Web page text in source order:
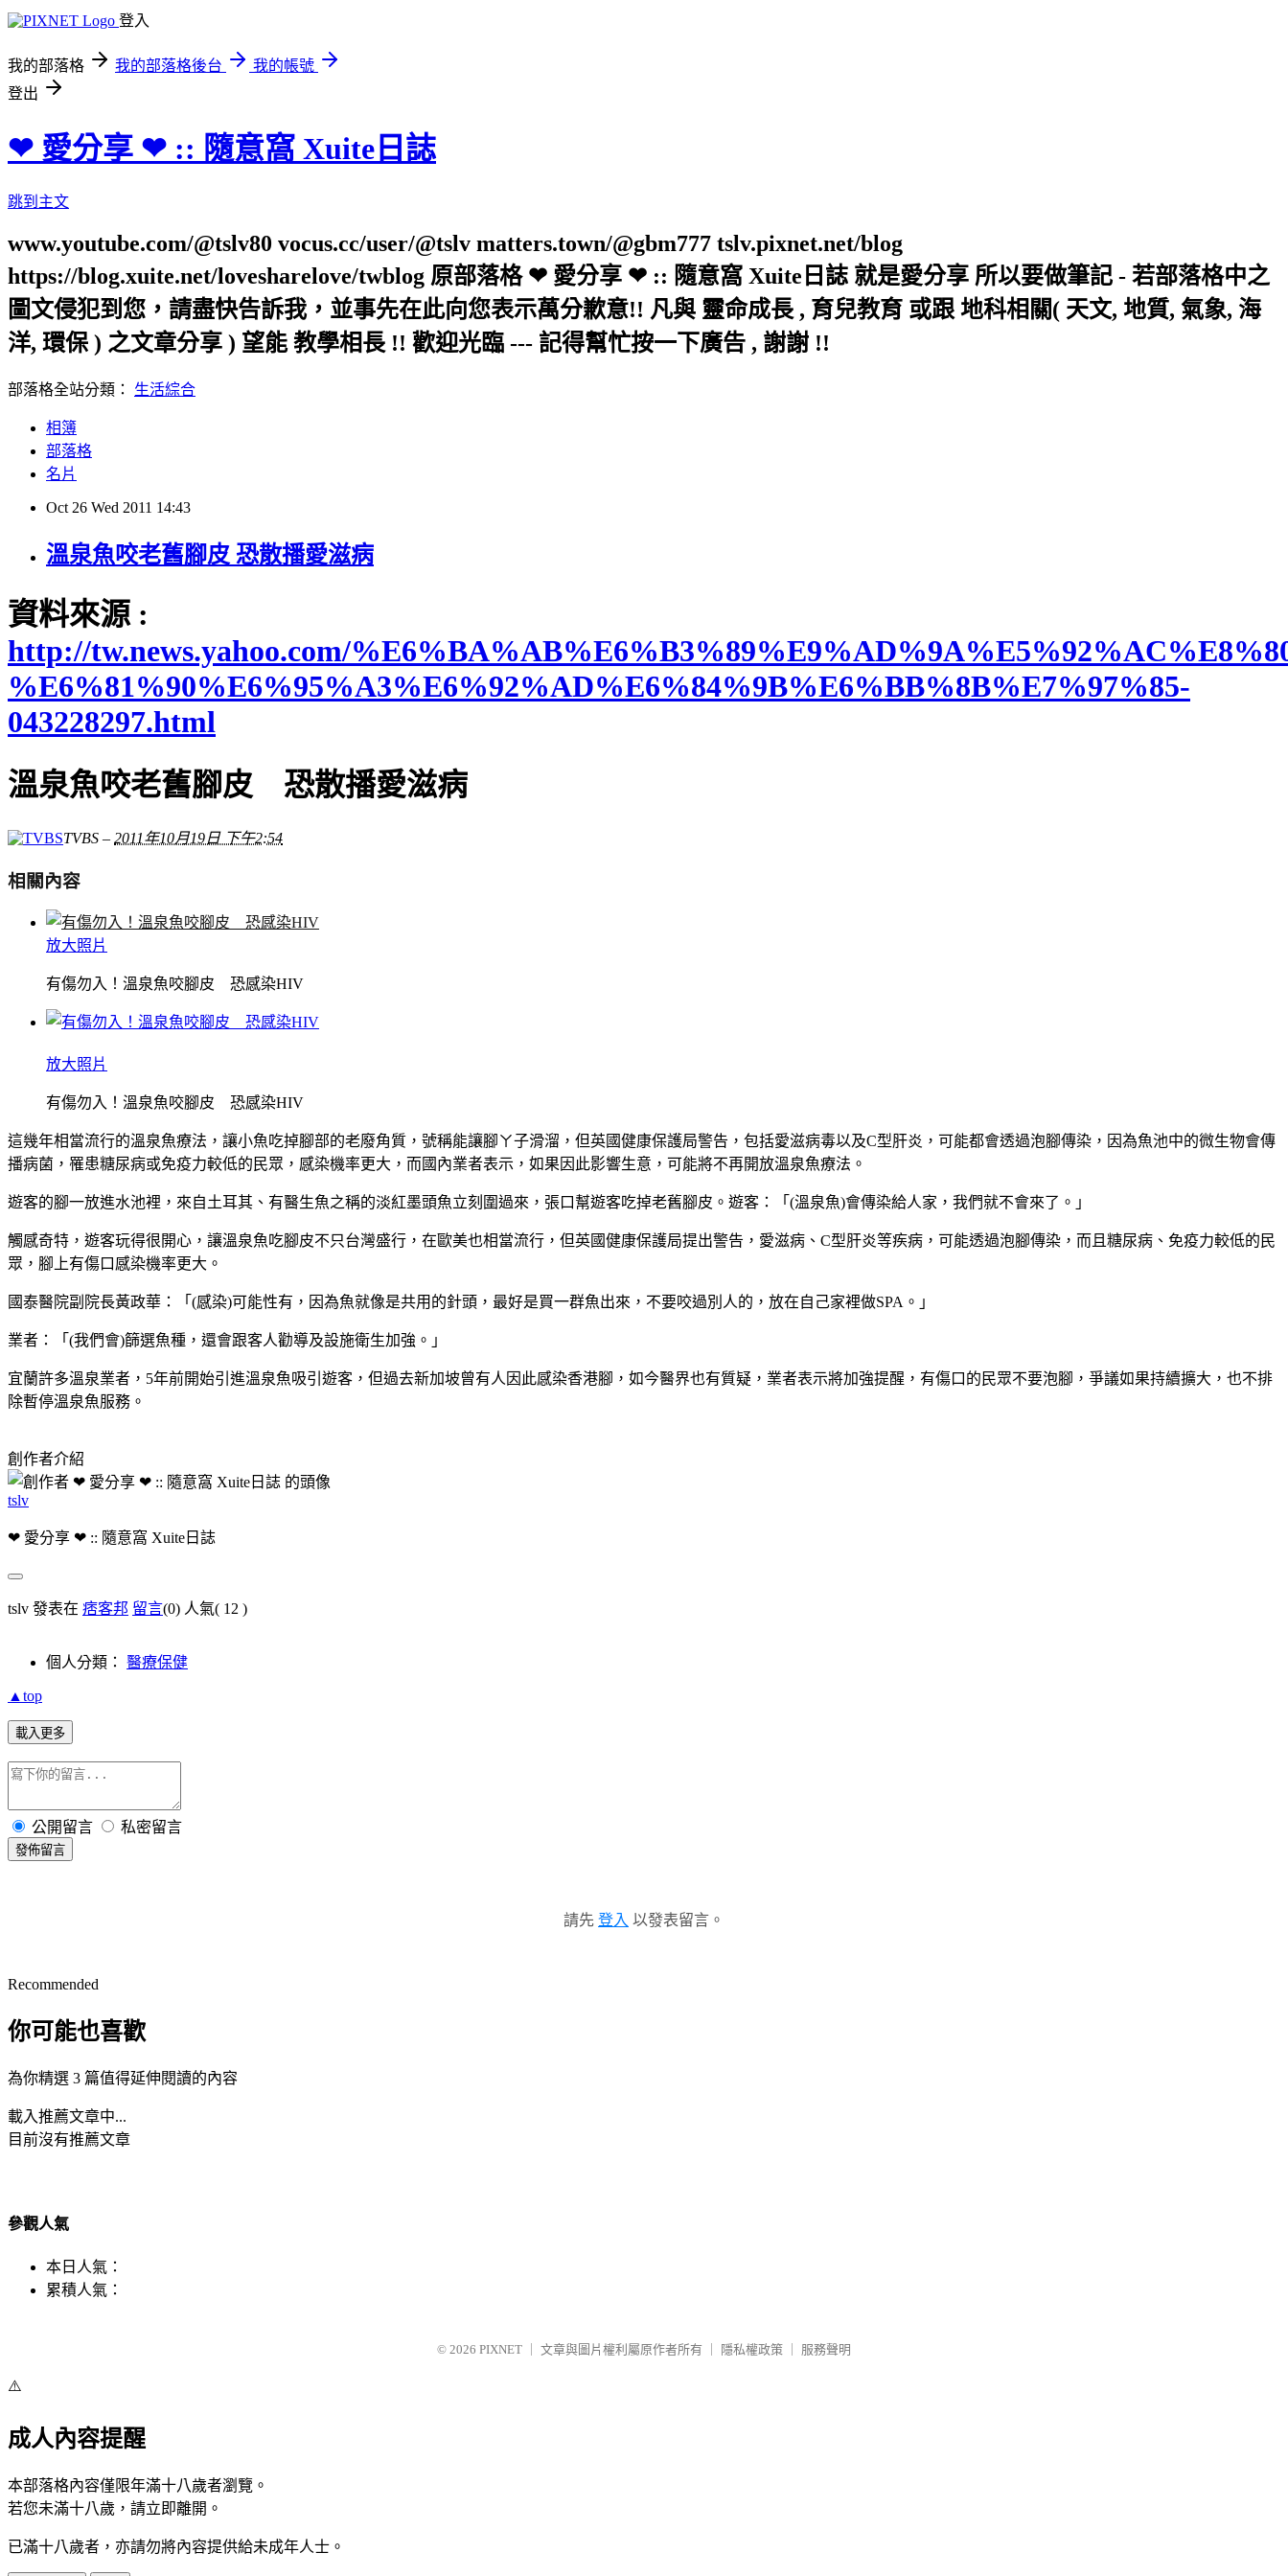
登入
我的部落格 我的部落格後台
我的帳號
登出
❤ 愛分享 ❤ :: 隨意窩 Xuite日誌
跳到主文
www.youtube.com/@tslv80 vocus.cc/user/@tslv matters.town/@gbm777 tslv.pixnet.net/blog
https://blog.xuite.net/lovesharelove/twblog 原部落格 ❤ 愛分享 ❤ :: 隨意窩 Xuite日誌 就是愛分享 所以要做筆記 - 若部落格中之
圖文侵犯到您，請盡快告訴我，並事先在此向您表示萬分歉意!! 凡與 靈命成長 , 育兒教育 或跟 地科相關( 天文, 地質, 氣象, 海
洋, 環保 ) 之文章分享 ) 望能 教學相長 !! 歡迎光臨 --- 記得幫忙按一下廣告 , 謝謝 !!
部落格全站分類： 生活綜合
相簿
部落格
名片
Oct 26 Wed 2011 14:43
溫泉魚咬老舊腳皮 恐散播愛滋病
資料來源 :
http://tw.news.yahoo.com/
%E6%81%90%E6%95%A3%E6%92%AD%E6%84%9B%E6%BB%8B%E7%97%85-
043228297.html
溫泉魚咬老舊腳皮 恐散播愛滋病
TVBS – 2011年10月19日 下午2:54
相關內容
放大照片
有傷勿入！溫泉魚咬腳皮 恐感染HIV
放大照片
有傷勿入！溫泉魚咬腳皮 恐感染HIV
這幾年相當流行的溫泉魚療法，讓小魚吃掉腳部的老廢角質，號稱能讓腳ㄚ子滑溜，但英國健康保護局警告，包括愛滋病毒以及C型肝炎 ，可能都會透過泡腳傳染，因為魚池中的微生物會傳
播病菌，罹患糖尿病或免疫力較低的民眾， 感染機率更大，而國內業者表示，如果因此影響生意，可能將不再開放溫泉魚療法。
遊客的腳一放進水池裡，來自土耳其 、有醫生魚之稱的淡紅墨頭魚立刻圍過來，張口幫遊客吃掉老舊腳皮。遊客：「(溫泉魚)會傳染給人家，我們就不會來了。」
觸感奇特，遊客玩得很開心，讓溫泉魚吃腳皮不只台灣盛行，在歐美也相當流行，但英國健康保護局提出警告，愛滋病、C型肝炎等疾病，可能透過泡腳傳染，而且糖尿病、免疫力較低的民
眾，腳上有傷口感染機率更大。
國泰醫院副院長黃政華：「(感染)可能性有，因為魚就像是共用的針頭，最好是買一群魚出來，不要咬過別人的，放在自己家裡做SPA 。」
業者：「(我們會)篩選魚種，還會跟客人勸導及設施衛生加強。」
宜蘭許多溫泉業者，5年前開始引進溫泉魚吸引遊客，但過去新加坡曾有人因此感染香港腳，如今醫界也有質疑，業者表示將加強提醒，有傷口的民眾不要泡腳，爭議如果持續擴大，也不排
除暫停溫泉魚服務。
創作者介紹
tslv
❤ 愛分享 ❤ :: 隨意窩 Xuite日誌
tslv 發表在 痞客邦 留言(0) 人氣( 12 )
個人分類： 醫療保健
▲top
載入更多
公開留言 私密留言
發佈留言
請先 登入 以發表留言。
Recommended
你可能也喜歡
為你精選 3 篇值得延伸閱讀的內容
載入推薦文章中...
目前沒有推薦文章
參觀人氣
本日人氣：
累積人氣：
© 2026 PIXNET 文章與圖片權利屬原作者所有 隱私權政策 服務聲明
⚠️
成人內容提醒
本部落格內容僅限年滿十八歲者瀏覽。
若您未滿十八歲，請立即離開。
已滿十八歲者，亦請勿將內容提供給未成年人士。